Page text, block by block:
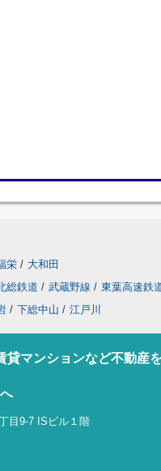
栄 / 大和田
総鉄道 / 武蔵野線 / 東葉高速鉄
/ 下総中山 / 江戸川
貸マンションなど不動産
目9-7 ISビル１階